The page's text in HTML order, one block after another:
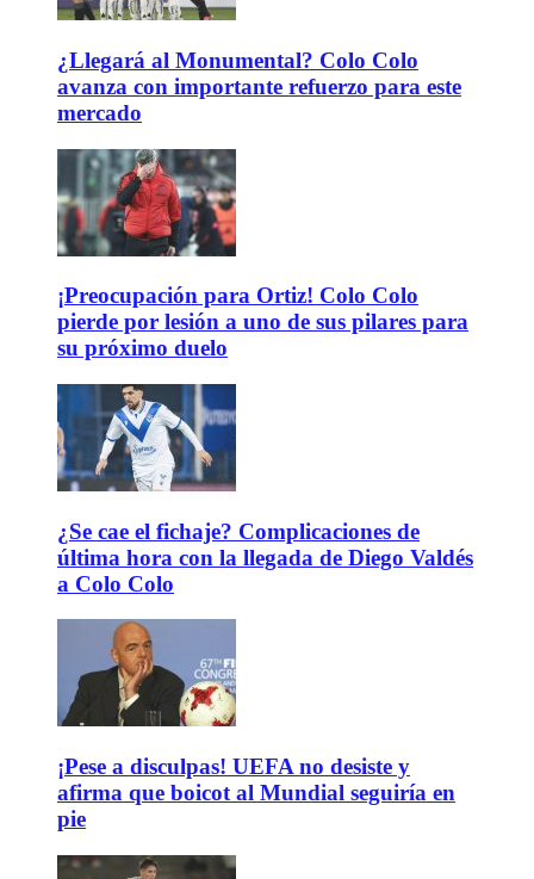
¿Llegará al Monumental? Colo Colo
avanza con importante refuerzo para este
mercado
¡Preocupación para Ortiz! Colo Colo
pierde por lesión a uno de sus pilares para
su próximo duelo
¿Se cae el fichaje? Complicaciones de
última hora con la llegada de Diego Valdés
a Colo Colo
¡Pese a disculpas! UEFA no desiste y
afirma que boicot al Mundial seguiría en
pie